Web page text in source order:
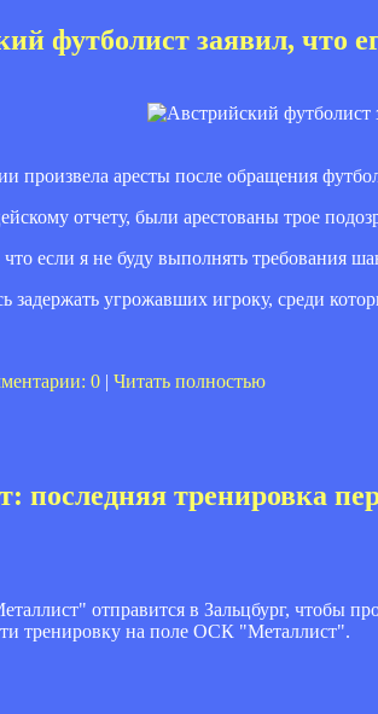
футболист заявил, что
произвела аресты после обращения
отчету, были арестованы трое
если я не буду выполнять требования
задержать угрожавших игроку, среди
0 | Читать полностью
последняя тренировка
отправится в Зальцбург, чтобы
тренировку на поле ОСК "Металлист".